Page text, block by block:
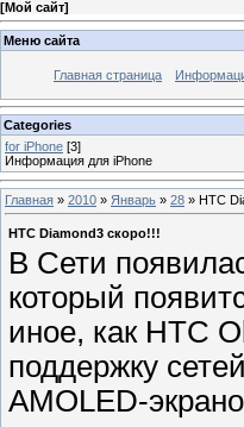
[Мой сайт]
Меню сайта
Главная страница
Categories
for iPhone [3]
Информация для iPhone
Главная » 2010 » Январь » 28 » HTC
HTC Diamond3 скоро!!!
В Сети
который
иное, как HTC
поддержку
AMOLED-